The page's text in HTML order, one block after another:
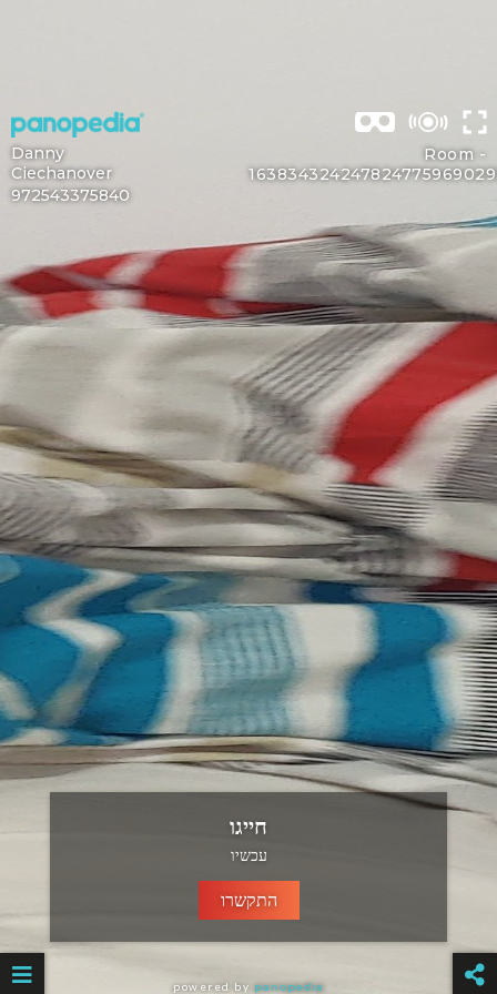
חייגו
עכשיו
התקשרו
Room -
Danny
Ciechanover
972543375840
powered by panopedia